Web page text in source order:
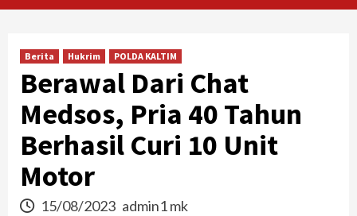
Berita Hukrim POLDA KALTIM
Berawal Dari Chat
Medsos, Pria 40 Tahun
Berhasil Curi 10 Unit
Motor
15/08/2023 admin1 mk